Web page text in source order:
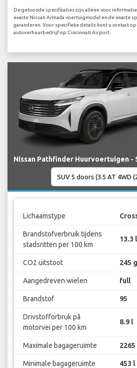
De getoonde specificaties zijn alleen voor
exacte Nissan Armada voertuigmodel en de exacte
garanderen. Voor specifieke details kunt u contact
autoverhuurbedrijf op Cincinnati Airport.
Nissan Pathfinder Huurvoertuigen -
Lichaamstype
Brandstofverbruik tijdens
stadsritten per 100 km
13.3 l
CO2 uitstoot 245
Aangedreven wielen full
Brandstof 95
Drivstofforbruk på
motorvei per 100 km
8.9 l
Maximale bagageruimte 2265
Minimale bagageruimte 453 l